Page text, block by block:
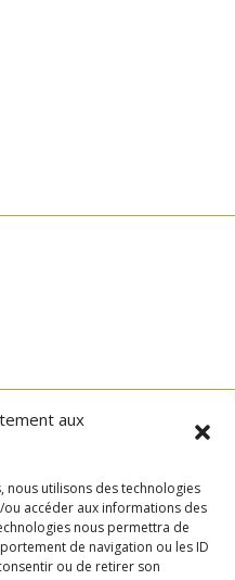
aux
nous utilisons des technologies
accéder aux informations des
nous permettra de
de navigation ou les ID
ou de retirer son